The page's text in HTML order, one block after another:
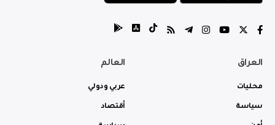
العراق
محليات
سياسة
العالم
عربي ودولي
أقتصاد